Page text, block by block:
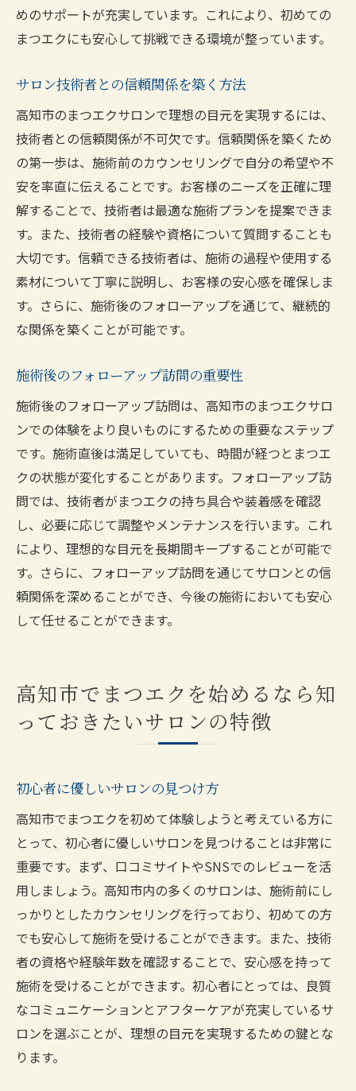
めのサポートが充実しています。これにより、初めての
まつエクにも安心して挑戦できる環境が整っています。
サロン技術者との信頼関係を築く方法
高知市のまつエクサロンで理想の目元を実現するには、
技術者との信頼関係が不可欠です。信頼関係を築くため
の第一歩は、施術前のカウンセリングで自分の希望や不
安を率直に伝えることです。お客様のニーズを正確に理
解することで、技術者は最適な施術プランを提案できま
す。また、技術者の経験や資格について質問することも
大切です。信頼できる技術者は、施術の過程や使用する
素材について丁寧に説明し、お客様の安心感を確保しま
す。さらに、施術後のフォローアップを通じて、継続的
な関係を築くことが可能です。
施術後のフォローアップ訪問の重要性
施術後のフォローアップ訪問は、高知市のまつエクサロ
ンでの体験をより良いものにするための重要なステップ
です。施術直後は満足していても、時間が経つとまつエ
クの状態が変化することがあります。フォローアップ訪
問では、技術者がまつエクの持ち具合や装着感を確認
し、必要に応じて調整やメンテナンスを行います。これ
により、理想的な目元を長期間キープすることが可能で
す。さらに、フォローアップ訪問を通じてサロンとの信
頼関係を深めることができ、今後の施術においても安心
して任せることができます。
高知市でまつエクを始めるなら知
っておきたいサロンの特徴
初心者に優しいサロンの見つけ方
高知市でまつエクを初めて体験しようと考えている方に
とって、初心者に優しいサロンを見つけることは非常に
重要です。まず、口コミサイトやSNSでのレビューを活
用しましょう。高知市内の多くのサロンは、施術前にし
っかりとしたカウンセリングを行っており、初めての方
でも安心して施術を受けることができます。また、技術
者の資格や経験年数を確認することで、安心感を持って
施術を受けることができます。初心者にとっては、良質
なコミュニケーションとアフターケアが充実しているサ
ロンを選ぶことが、理想の目元を実現するための鍵とな
ります。